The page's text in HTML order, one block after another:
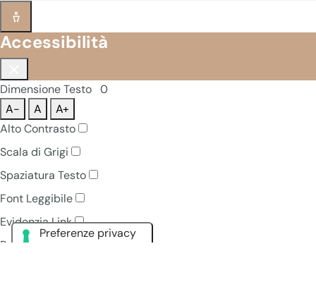
Accessibilità
Dimensione Testo 0
A-
A
A+
Alto Contrasto
Scala di Grigi
Spaziatura Testo
Font Leggibile
Evidenzia Link
Pausa Animazioni